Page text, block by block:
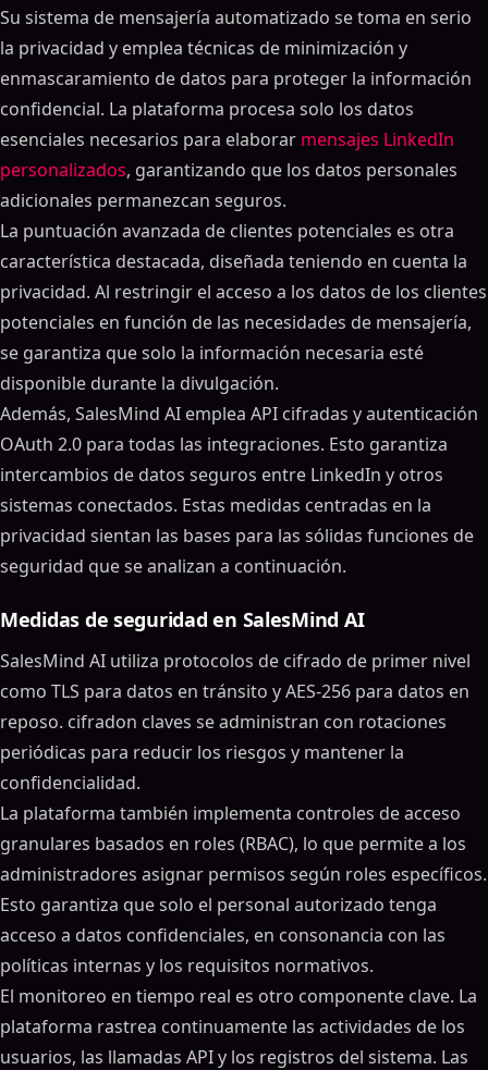
Su sistema de mensajería automatizado se toma en serio
la privacidad y emplea técnicas de minimización y
enmascaramiento de datos para proteger la información
confidencial. La plataforma procesa solo los datos
esenciales necesarios para elaborar mensajes LinkedIn
personalizados, garantizando que los datos personales
adicionales permanezcan seguros.
La puntuación avanzada de clientes potenciales es otra
característica destacada, diseñada teniendo en cuenta la
privacidad. Al restringir el acceso a los datos de los clientes
potenciales en función de las necesidades de mensajería,
se garantiza que solo la información necesaria esté
disponible durante la divulgación.
Además, SalesMind AI emplea API cifradas y autenticación
OAuth 2.0 para todas las integraciones. Esto garantiza
intercambios de datos seguros entre LinkedIn y otros
sistemas conectados. Estas medidas centradas en la
privacidad sientan las bases para las sólidas funciones de
seguridad que se analizan a continuación.
Medidas de seguridad en SalesMind AI
SalesMind AI utiliza protocolos de cifrado de primer nivel
como TLS para datos en tránsito y AES-256 para datos en
reposo. cifradon claves se administran con rotaciones
periódicas para reducir los riesgos y mantener la
confidencialidad.
La plataforma también implementa controles de acceso
granulares basados en roles (RBAC), lo que permite a los
administradores asignar permisos según roles específicos.
Esto garantiza que solo el personal autorizado tenga
acceso a datos confidenciales, en consonancia con las
políticas internas y los requisitos normativos.
El monitoreo en tiempo real es otro componente clave. La
plataforma rastrea continuamente las actividades de los
usuarios, las llamadas API y los registros del sistema. Las